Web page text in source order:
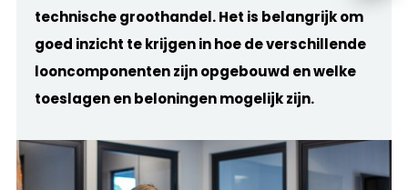
technische groothandel. Het is belangrijk om
goed inzicht te krijgen in hoe de verschillende
looncomponenten zijn opgebouwd en welke
toeslagen en beloningen mogelijk zijn.